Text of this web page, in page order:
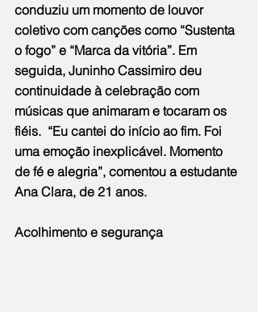
conduziu um momento de louvor
coletivo com canções como “Sustenta
o fogo” e “Marca da vitória”. Em
seguida, Juninho Cassimiro deu
continuidade à celebração com
músicas que animaram e tocaram os
fiéis.  “Eu cantei do início ao fim. Foi
uma emoção inexplicável. Momento
de fé e alegria”, comentou a estudante
Ana Clara, de 21 anos.
Acolhimento e segurança